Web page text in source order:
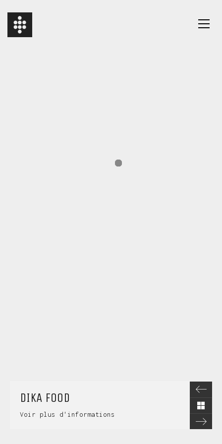
DIKA FOOD
Voir plus d'informations